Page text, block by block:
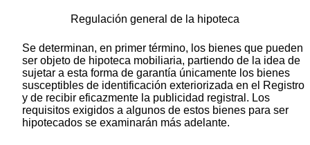
Regulación general de la hipoteca
Se determinan, en primer término, los bienes que pueden
ser objeto de hipoteca mobiliaria, partiendo de la idea de
sujetar a esta forma de garantía únicamente los bienes
susceptibles de identificación exteriorizada en el Registro
y de recibir eficazmente la publicidad registral. Los
requisitos exigidos a algunos de estos bienes para ser
hipotecados se examinarán más adelante.